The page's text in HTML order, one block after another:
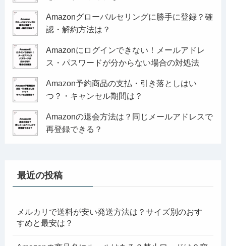
Amazonグローバルセリングに勝手に登録？確
認・解約方法は？
Amazonにログインできない！メールアドレ
ス・パスワードが分からない場合の対処法
Amazon予約商品の支払・引き落としはい
つ？・キャンセル期間は？
Amazonの退会方法は？同じメールアドレスで
再登録できる？
最近の投稿
メルカリで送料が安い発送方法は？サイズ別のおす
すめと最安は？